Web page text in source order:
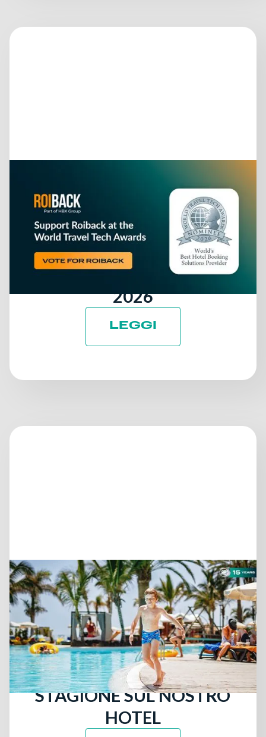
26 giugno 2026
ROIBACK PUNTA AL SUO
SESTO PREMIO MONDIALE
CONSECUTIVO AI WORLD
TRAVEL TECH AWARDS
2026
LEGGI
25 giugno 2026
LA SOSTENIBILITÀ NEI
GIORNI DI MASSIMA
AFFLUENZA: COSA PUÒ
INSEGNARCI L'ALTA
STAGIONE SUL NOSTRO
HOTEL